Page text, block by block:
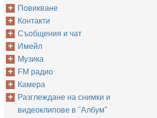
Повикване
Контакти
Съобщения и чат
Имейл
Музика
FM радио
Камера
Разглеждане на снимки и
видеоклипове в "Албум"